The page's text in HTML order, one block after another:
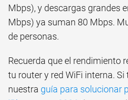
Mbps), y descargas grandes
Mbps) ya suman 80 Mbps.
de personas.
Recuerda que el rendimiento
tu router y red WiFi interna.
nuestra guía para solucionar